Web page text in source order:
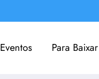
Eventos Para Baixar